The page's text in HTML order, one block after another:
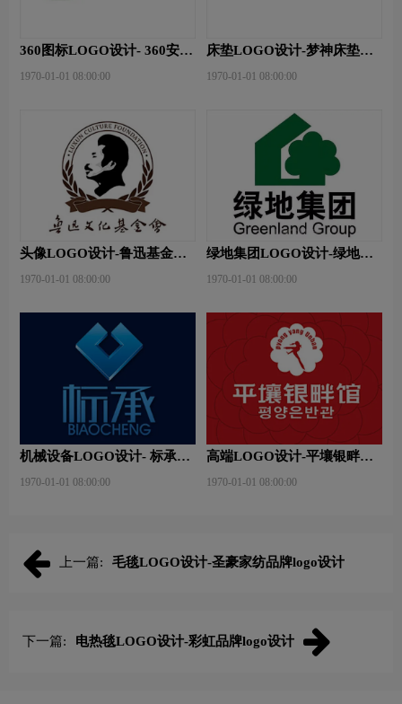
360图标LOGO设计- 360安全
1970-01-01 08:00:00
床垫LOGO设计-梦神床垫品
1970-01-01 08:00:00
头像LOGO设计-鲁迅基金会
1970-01-01 08:00:00
绿地集团LOGO设计-绿地集
1970-01-01 08:00:00
机械设备LOGO设计- 标承机
1970-01-01 08:00:00
高端LOGO设计-平壤银畔馆
1970-01-01 08:00:00
上一篇: 毛毯LOGO设计-圣豪家纺品牌logo设计
下一篇: 电热毯LOGO设计-彩虹品牌logo设计